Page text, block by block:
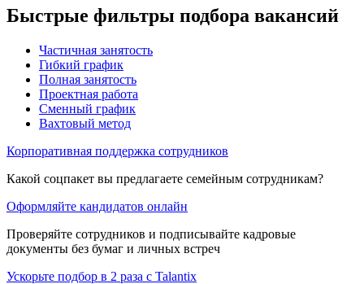
Быстрые фильтры подбора вакансий
Частичная занятость
Гибкий график
Полная занятость
Проектная работа
Сменный график
Вахтовый метод
Корпоративная поддержка сотрудников
Какой соцпакет вы предлагаете семейным сотрудникам?
Оформляйте кандидатов онлайн
Проверяйте сотрудников и подписывайте кадровые
документы без бумаг и личных встреч
Ускорьте подбор в 2 раза с Talantix